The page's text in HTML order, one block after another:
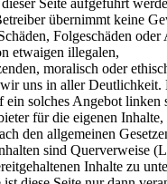
übernimmt keine
Folgeschäden oder
etwaigen illegalen,
moralisch oder
uns in aller Deutlichkeit.
ein solches Angebot linken
für die eigenen
den allgemeinen
sind Querverweise
Inhalte zu